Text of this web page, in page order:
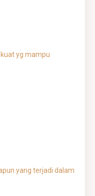
yg mampu
yang terjadi dalam